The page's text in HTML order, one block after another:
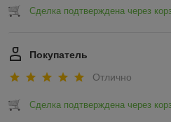
покрытиями и автохимией
восстановления ЛКП, обработки
и других элементов
при подготовке авто к продаже,
Сделка подтверждена через
Покупатель
Отлично
Сделка подтверждена через